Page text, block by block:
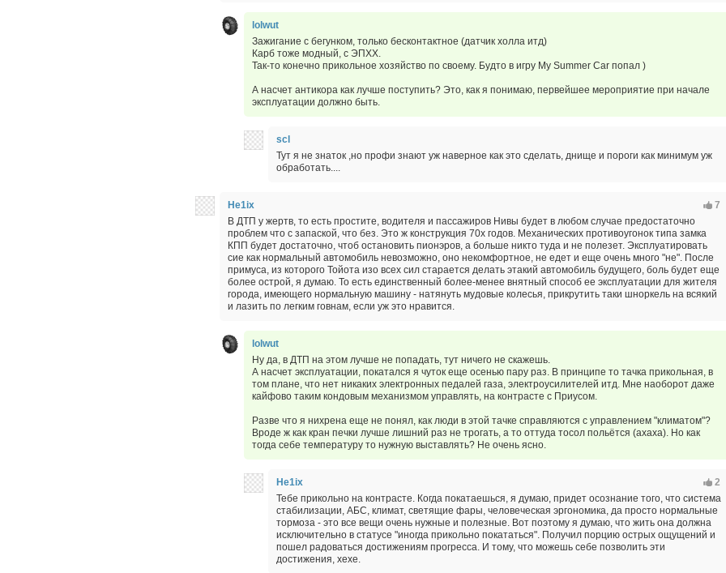
lolwut
Зажигание с бегунком, только бесконтактное (датчик холла итд)
Карб тоже модный, с ЭПХХ.
Так-то конечно прикольное хозяйство по своему. Будто в игру My Summer Car попал )
А насчет антикора как лучше поступить? Это, как я понимаю, первейшее мероприятие при начале
эксплуатации должно быть.
scl
Тут я не знаток ,но профи знают уж наверное как это сделать, днище и пороги как минимум уж
обработать....
7
He1ix
В ДТП у жертв, то есть простите, водителя и пассажиров Нивы будет в любом случае предостаточно
проблем что с запаской, что без. Это ж конструкция 70х годов. Механических противоугонок типа замка
КПП будет достаточно, чтоб остановить пионэров, а больше никто туда и не полезет. Эксплуатировать
сие как нормальный автомобиль невозможно, оно некомфортное, не едет и еще очень много "не". После
примуса, из которого Тойота изо всех сил старается делать этакий автомобиль будущего, боль будет еще
более острой, я думаю. То есть единственный более-менее внятный способ ее эксплуатации для жителя
города, имеющего нормальную машину - натянуть мудовые колесья, прикрутить таки шноркель на всякий
и лазить по легким говнам, если уж это нравится.
lolwut
Ну да, в ДТП на этом лучше не попадать, тут ничего не скажешь.
А насчет эксплуатации, покатался я чуток еще осенью пару раз. В принципе то тачка прикольная, в
том плане, что нет никаких электронных педалей газа, электроусилителей итд. Мне наоборот даже
кайфово таким кондовым механизмом управлять, на контрасте с Приусом.
Разве что я нихрена еще не понял, как люди в этой тачке справляются с управлением "климатом"?
Вроде ж как кран печки лучше лишний раз не трогать, а то оттуда тосол польётся (ахаха). Но как
тогда себе температуру то нужную выставлять? Не очень ясно.
2
He1ix
Тебе прикольно на контрасте. Когда покатаешься, я думаю, придет осознание того, что система
стабилизации, АБС, климат, светящие фары, человеческая эргономика, да просто нормальные
тормоза - это все вещи очень нужные и полезные. Вот поэтому я думаю, что жить она должна
исключительно в статусе "иногда прикольно покататься". Получил порцию острых ощущений и
пошел радоваться достижениям прогресса. И тому, что можешь себе позволить эти
достижения, хехе.